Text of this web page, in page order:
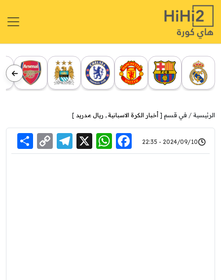
الرئيسية في قسم [ أخبار الكرة الاسبانية , ريال مدريد ]
2024/09/10 - 22:35
Facebook
WhatsApp
X
Link